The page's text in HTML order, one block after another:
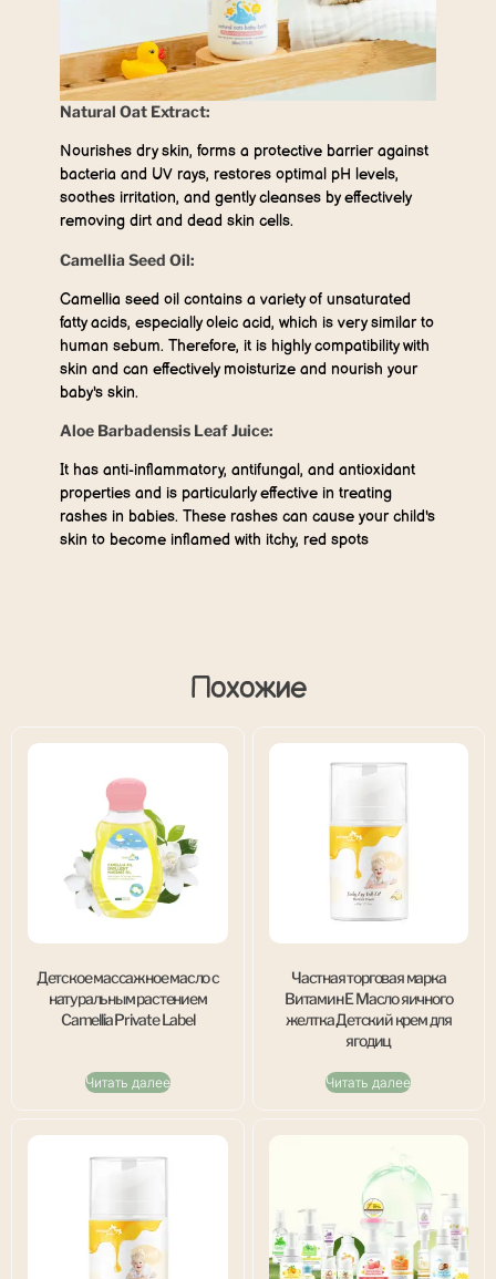
Natural Oat Extract:
Nourishes dry skin, forms a protective barrier against
bacteria and UV rays, restores optimal pH levels,
soothes irritation, and gently cleanses by effectively
removing dirt and dead skin cells.
Camellia Seed Oil:
Camellia seed oil contains a variety of unsaturated
fatty acids, especially oleic acid, which is very similar to
human sebum. Therefore, it is highly compatibility with
skin and can effectively moisturize and nourish your
baby's skin.
Aloe Barbadensis Leaf Juice:
It has anti-inflammatory, antifungal, and antioxidant
properties and is particularly effective in treating
rashes in babies. These rashes can cause your child's
skin to become inflamed with itchy, red spots
Похожие
Детское массажное масло с
натуральным растением
Camellia Private Label
Читать далее
Частная торговая марка
Витамин Е Масло яичного
желтка Детский крем для
ягодиц
Читать далее